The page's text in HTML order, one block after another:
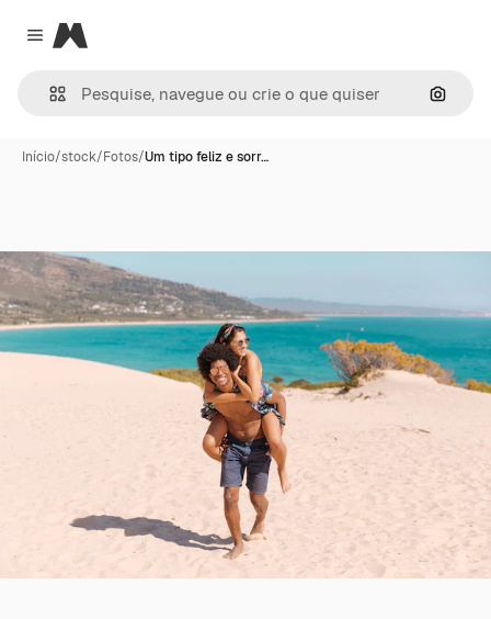
Close menu
Magnific
Início/stock/Fotos/Um tipo feliz e sorr…